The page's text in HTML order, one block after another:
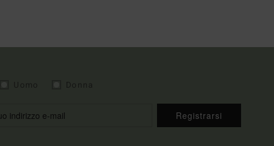
Registrarsi